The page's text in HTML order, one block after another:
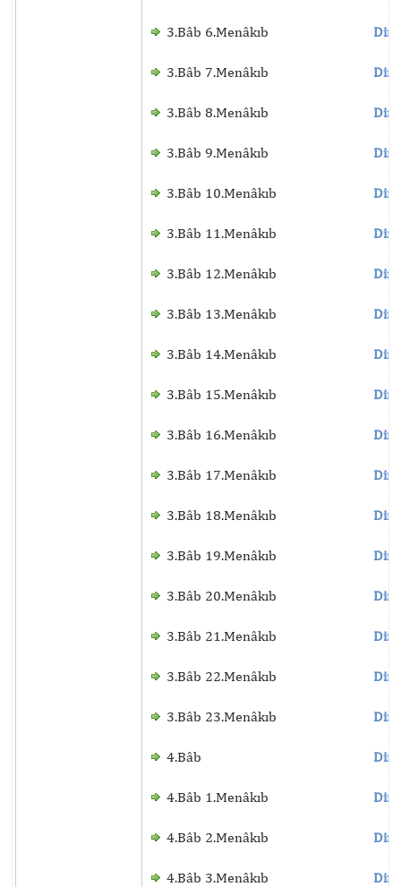
3.Bâb 6.Menâkıb
3.Bâb 7.Menâkıb
3.Bâb 8.Menâkıb
3.Bâb 9.Menâkıb
3.Bâb 10.Menâkıb
3.Bâb 11.Menâkıb
3.Bâb 12.Menâkıb
3.Bâb 13.Menâkıb
3.Bâb 14.Menâkıb
3.Bâb 15.Menâkıb
3.Bâb 16.Menâkıb
3.Bâb 17.Menâkıb
3.Bâb 18.Menâkıb
3.Bâb 19.Menâkıb
3.Bâb 20.Menâkıb
3.Bâb 21.Menâkıb
3.Bâb 22.Menâkıb
3.Bâb 23.Menâkıb
4.Bâb
4.Bâb 1.Menâkıb
4.Bâb 2.Menâkıb
4.Bâb 3.Menâkıb